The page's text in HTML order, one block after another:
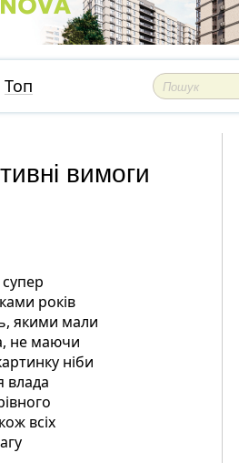
Топ
вимоги
років
якими мали
не маючи
ніби
влада
всіх